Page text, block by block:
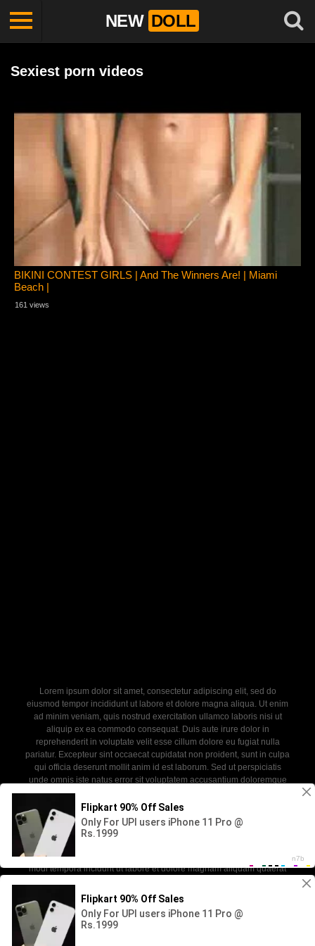
NEW DOLL
Sexiest porn videos
BIKINI CONTEST GIRLS | And The Winners Are! | Miami
Beach |
161 views
Lorem ipsum dolor sit amet, consectetur adipiscing elit, sed do
eiusmod tempor incididunt ut labore et dolore magna aliqua. Ut enim
ad minim veniam, quis nostrud exercitation ullamco laboris nisi ut
aliquip ex ea commodo consequat. Duis aute irure dolor in
reprehenderit in voluptate velit esse cillum dolore eu fugiat nulla
pariatur. Excepteur sint occaecat cupidatat non proident, sunt in culpa
qui officia deserunt mollit anim id est laborum. Sed ut perspiciatis
unde omnis iste natus error sit voluptatem accusantium doloremque
laudantium, totam rem aperiam, eaque ipsa quae ab illo inventore
veritatis et quasi architecto beatae vitae dicta sunt explicabo. Nemo
enim ipsam voluptatem quia voluptas sit aspernatur aut odit aut fugit,
sed quia consequuntur magni dolores eos qui ratione voluptatem
sequi nesciunt. Neque porro quisquam est, qui dolorem ipsum quia
dolor sit amet, consectetur, adipisci velit, sed quia non numquam eius
modi tempora incidunt ut labore et dolore magnam aliquam quaerat
2026 - SABINKA. All rights reserved. Powered by WP-Script.com